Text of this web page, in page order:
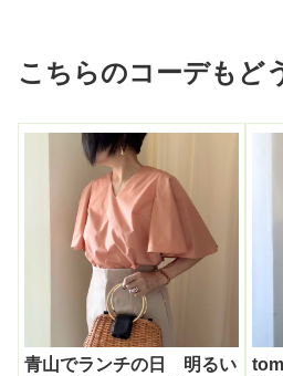
こちらのコーデもど
青山でランチの日 明るい